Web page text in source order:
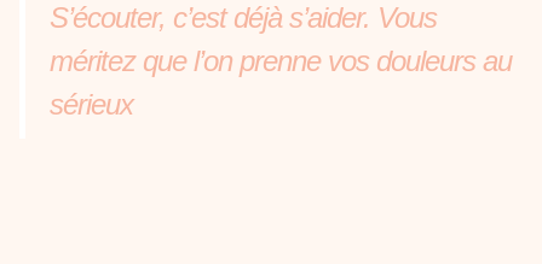
S’écouter, c’est déjà s’aider. Vous
méritez que l’on prenne vos douleurs au
sérieux